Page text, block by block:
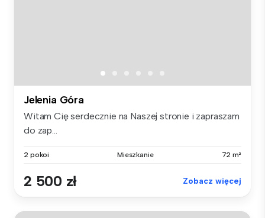
Jelenia Góra
Witam Cię serdecznie na Naszej stronie i zapraszam
do zap...
2 pokoi Mieszkanie 72 m²
2 500 zł Zobacz więcej